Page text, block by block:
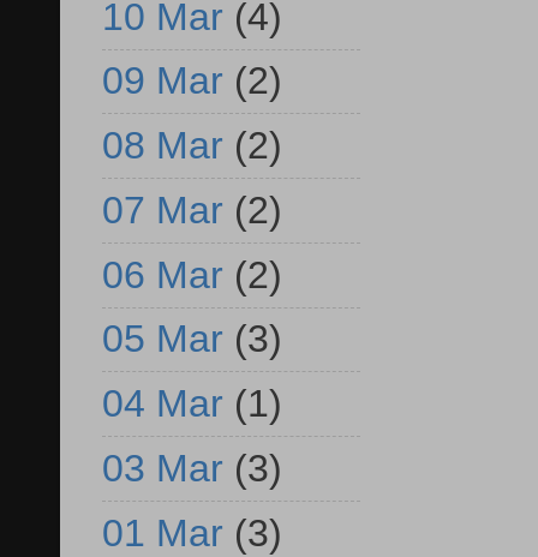
10 Mar (4)
09 Mar (2)
08 Mar (2)
07 Mar (2)
06 Mar (2)
05 Mar (3)
04 Mar (1)
03 Mar (3)
01 Mar (3)